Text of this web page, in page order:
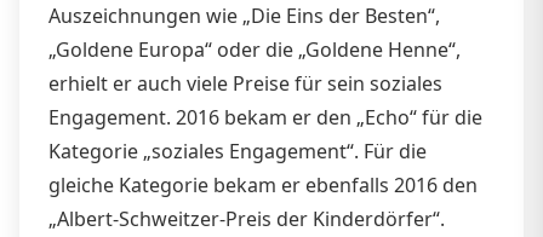
Auszeichnungen wie „Die Eins der Besten“,
„Goldene Europa“ oder die „Goldene Henne“,
erhielt er auch viele Preise für sein soziales
Engagement. 2016 bekam er den „Echo“ für die
Kategorie „soziales Engagement“. Für die
gleiche Kategorie bekam er ebenfalls 2016 den
„Albert-Schweitzer-Preis der Kinderdörfer“.